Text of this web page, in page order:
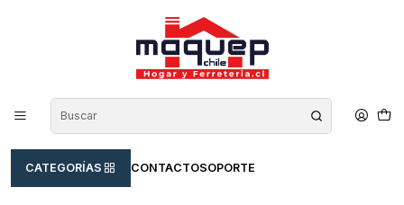
CATEGORÍAS CONTACTOSOPORTE